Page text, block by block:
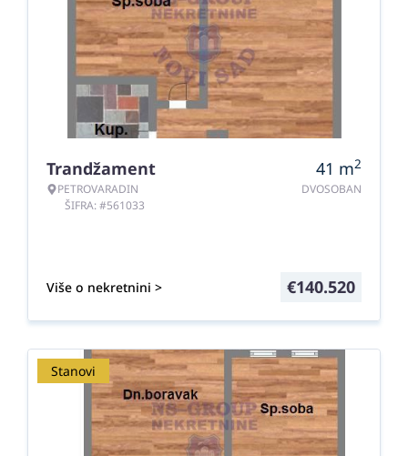
Trandžament
PETROVARADIN
ŠIFRA: #561033
41 m2
DVOSOBAN
Više o nekretnini > €140.520
Stanovi